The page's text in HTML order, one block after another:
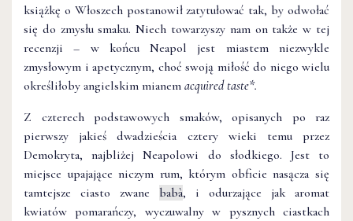
książkę o Włoszech postanowił zatytułować tak, by odwołać
się do zmysłu smaku. Niech towarzyszy nam on także w tej
recenzji – w końcu Neapol jest miastem niezwykle
zmysłowym i apetycznym, choć swoją miłość do niego wielu
określiłoby angielskim mianem acquired taste*.
Z czterech podstawowych smaków, opisanych po raz
pierwszy jakieś dwadzieścia cztery wieki temu przez
Demokryta, najbliżej Neapolowi do słodkiego. Jest to
miejsce upajające niczym rum, którym obficie nasącza się
tamtejsze ciasto zwane babà, i odurzające jak aromat
kwiatów pomarańczy, wyczuwalny w pysznych ciastkach